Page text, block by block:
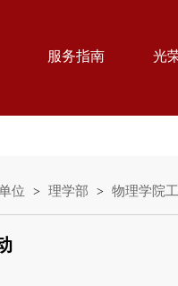
服务指南 光
位 > 理学部 > 物理学院